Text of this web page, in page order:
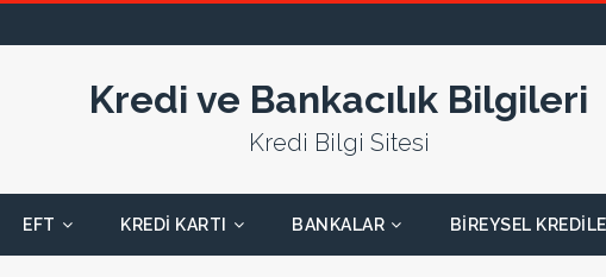
Kredi ve Bankacılık Bilgileri
Kredi Bilgi Sitesi
EFT KREDI KARTI BANKALAR BIREYSEL